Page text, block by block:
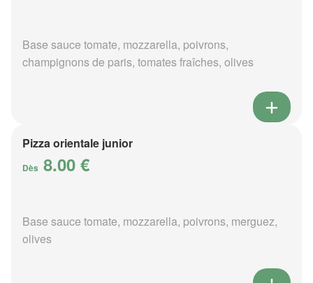
Base sauce tomate, mozzarella, poivrons,
champignons de paris, tomates fraîches, olives
Pizza orientale junior
Dès 8.00 €
Base sauce tomate, mozzarella, poivrons, merguez,
olives